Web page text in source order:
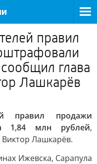
правил
глава
Лашкарёв
правил продажи
1,84 млн рублей,
Лашкарёв.
Ижевска, Сарапула